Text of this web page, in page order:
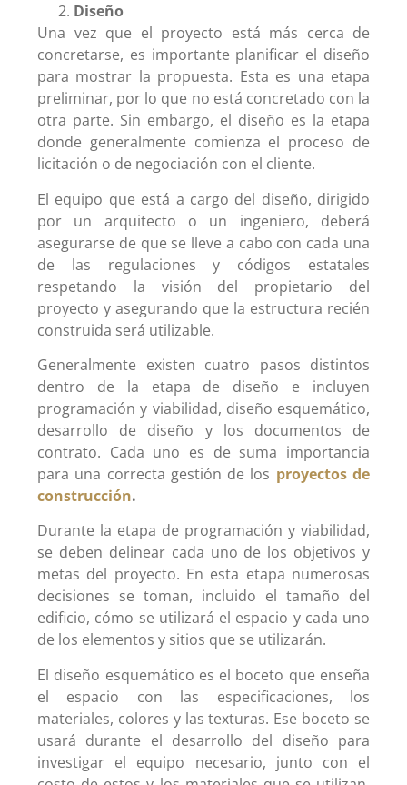
Diseño
Una vez que el proyecto está más cerca de
concretarse, es importante planificar el diseño
para mostrar la propuesta. Esta es una etapa
preliminar, por lo que no está concretado con la
otra parte. Sin embargo, el diseño es la etapa
donde generalmente comienza el proceso de
licitación o de negociación con el cliente.
El equipo que está a cargo del diseño, dirigido
por un arquitecto o un ingeniero, deberá
asegurarse de que se lleve a cabo con cada una
de las regulaciones y códigos estatales
respetando la visión del propietario del
proyecto y asegurando que la estructura recién
construida será utilizable.
Generalmente existen cuatro pasos distintos
dentro de la etapa de diseño e incluyen
programación y viabilidad, diseño esquemático,
desarrollo de diseño y los documentos de
contrato. Cada uno es de suma importancia
para una correcta gestión de los proyectos de
construcción.
Durante la etapa de programación y viabilidad,
se deben delinear cada uno de los objetivos y
metas del proyecto. En esta etapa numerosas
decisiones se toman, incluido el tamaño del
edificio, cómo se utilizará el espacio y cada uno
de los elementos y sitios que se utilizarán.
El diseño esquemático es el boceto que enseña
el espacio con las especificaciones, los
materiales, colores y las texturas. Ese boceto se
usará durante el desarrollo del diseño para
investigar el equipo necesario, junto con el